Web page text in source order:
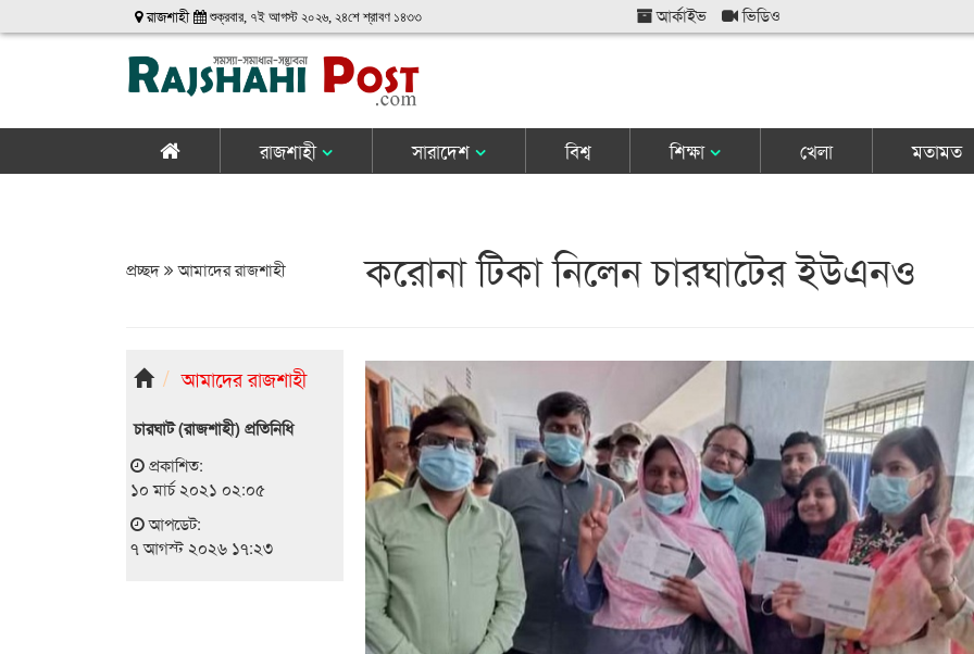
রাজশাহী শুক্রবার, ৭ই আগস্ট ২০২৬, ২৪শে শ্রাবণ ১৪৩৩ আর্কাইভ ভিডিও
রাজশাহী সারাদেশ বিশ্ব শিক্ষা খেলা মতামত
প্রচ্ছদ আমাদের রাজশাহী করোনা টিকা নিলেন চারঘাটের ইউএনও
আমাদের রাজশাহী
চারঘাট (রাজশাহী) প্রতিনিধি
প্রকাশিত:
১০ মার্চ ২০২১ ০২:০৫
আপডেট:
৭ আগস্ট ২০২৬ ১৭:২৩